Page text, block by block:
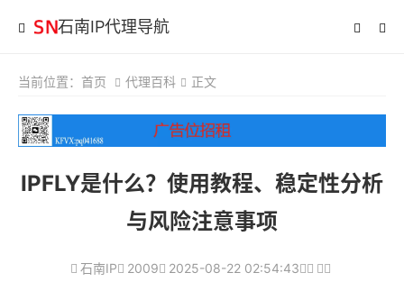
石南IP代理导航
当前位置： 首页 代理百科 正文
IPFLY是什么？使用教程、稳定性分析
与风险注意事项
石南IP 2009 2025-08-22 02:54:43